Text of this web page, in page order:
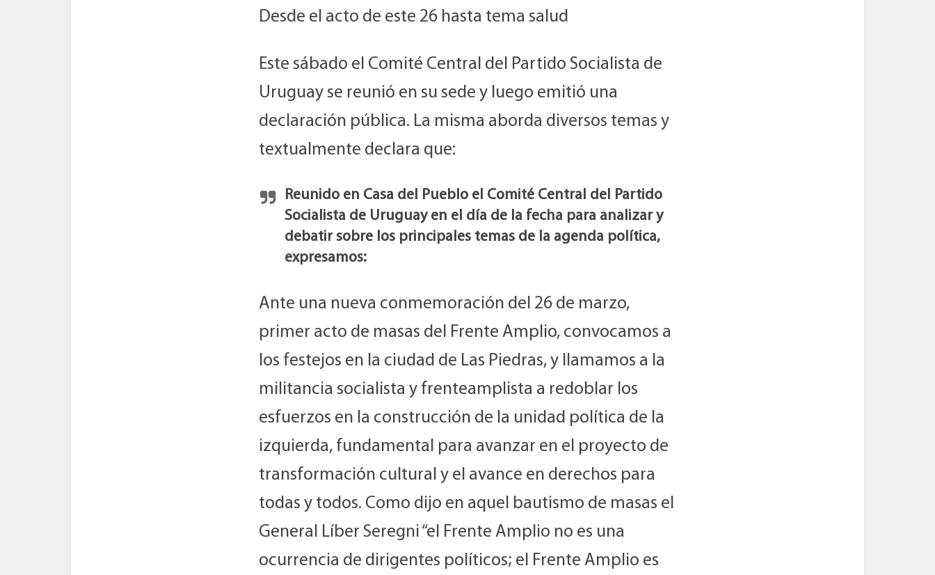
Desde el acto de este 26 hasta tema salud
Este sábado el Comité Central del Partido Socialista de
Uruguay se reunió en su sede y luego emitió una
declaración pública. La misma aborda diversos temas y
textualmente declara que:
Reunido en Casa del Pueblo el Comité Central del Partido
Socialista de Uruguay en el día de la fecha para analizar y
debatir sobre los principales temas de la agenda política,
expresamos:
Ante una nueva conmemoración del 26 de marzo,
primer acto de masas del Frente Amplio, convocamos a
los festejos en la ciudad de Las Piedras, y llamamos a la
militancia socialista y frenteamplista a redoblar los
esfuerzos en la construcción de la unidad política de la
izquierda, fundamental para avanzar en el proyecto de
transformación cultural y el avance en derechos para
todas y todos. Como dijo en aquel bautismo de masas el
General Líber Seregni “el Frente Amplio no es una
ocurrencia de dirigentes políticos; el Frente Amplio es